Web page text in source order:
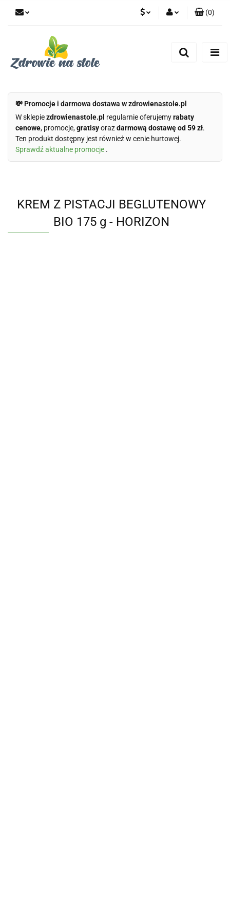
(0)
💸 Promocje i darmowa dostawa w zdrowienastole.pl
W sklepiezdrowienastole.pl regularnie oferujemyrabaty
cenowe, promocje,gratisyorazdarmową dostawę od 59 zł.
Ten produkt dostępny jest również w cenie hurtowej.
Sprawdź aktualne promocje .
KREM Z PISTACJI BEGLUTENOWY
BIO 175 g - HORIZON